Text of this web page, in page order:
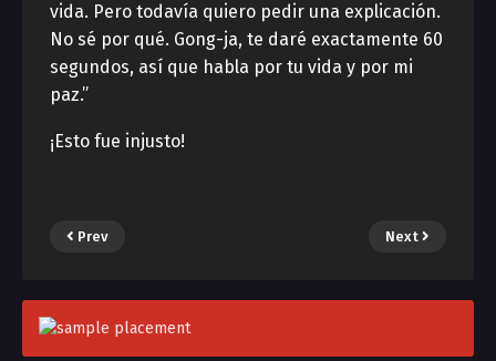
vida. Pero todavía quiero pedir una explicación.
No sé por qué. Gong-ja, te daré exactamente 60
segundos, así que habla por tu vida y por mi
paz.”
¡Esto fue injusto!
Prev Next